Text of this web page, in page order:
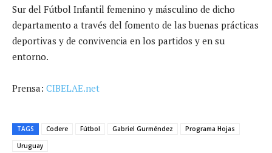
Sur del Fútbol Infantil femenino y másculino de dicho
departamento a través del fomento de las buenas prácticas
deportivas y de convivencia en los partidos y en su
entorno.
Prensa: CIBELAE.net
TAGS Codere Fútbol Gabriel Gurméndez
Programa Hojas
Uruguay